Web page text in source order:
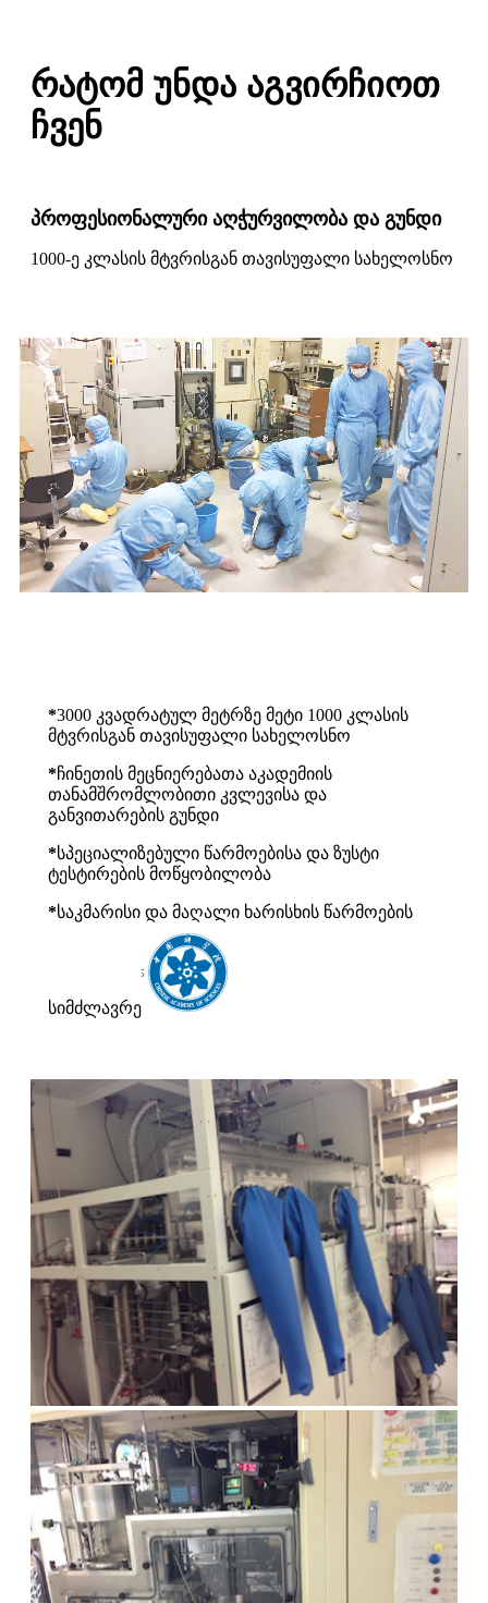
რატომ უნდა აგვირჩიოთ
ჩვენ
პროფესიონალური აღჭურვილობა და გუნდი
1000-ე კლასის მტვრისგან თავისუფალი სახელოსნო
*3000 კვადრატულ მეტრზე მეტი 1000 კლასის
მტვრისგან თავისუფალი სახელოსნო
*ჩინეთის მეცნიერებათა აკადემიის
თანამშრომლობითი კვლევისა და
განვითარების გუნდი
*სპეციალიზებული წარმოებისა და ზუსტი
ტესტირების მოწყობილობა
*საკმარისი და მაღალი ხარისხის წარმოების
სიმძლავრე